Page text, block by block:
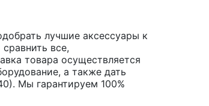
лучшие аксессуары к
все,
товара осуществляется
а также дать
Мы гарантируем 100%